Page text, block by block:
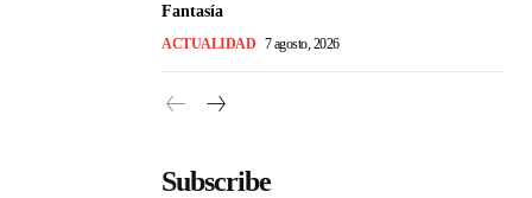
Fantasía
ACTUALIDAD 7 agosto, 2026
Subscribe